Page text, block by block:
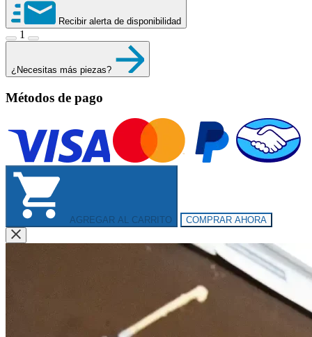
Recibir alerta de disponibilidad
1
¿Necesitas más piezas?
Métodos de pago
AGREGAR AL CARRITO COMPRAR AHORA